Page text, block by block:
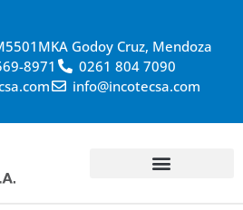
Godoy Cruz, Mendoza
8971
0261 804 7090
info@incotecsa.com